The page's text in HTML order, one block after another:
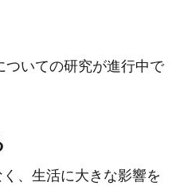
ついての研究が進行中で
、生活に大きな影響を